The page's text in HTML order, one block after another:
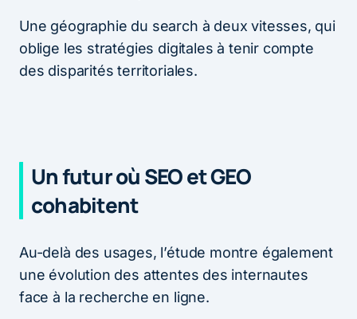
Une géographie du search à deux vitesses, qui
oblige les stratégies digitales à tenir compte
des disparités territoriales.
Un futur où SEO et GEO
cohabitent
Au-delà des usages, l’étude montre également
une évolution des attentes des internautes
face à la recherche en ligne.